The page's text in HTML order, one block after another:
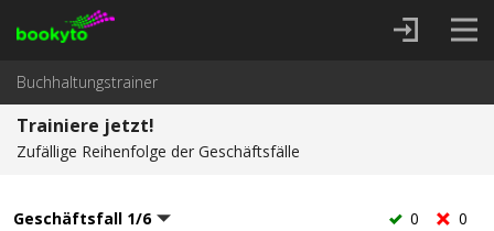
Buchhaltungstrainer
Trainiere jetzt!
Zufällige Reihenfolge der Geschäftsfälle
Geschäftsfall 1/6 0
0